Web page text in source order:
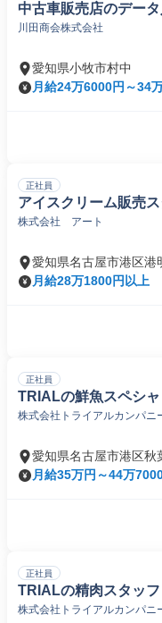
中古車販売店のデー
川田商会株式会社
愛知県小牧市村中
月給24万6000円～34
正社員
アイスクリーム販売
株式会社 アート
愛知県名古屋市港区港
月給28万1800円以上
正社員
TRIALの鮮魚スペシャ
株式会社トライアルカンパニ
愛知県名古屋市港区秋
月給35万円～44万
正社員
TRIALの精肉スタッフ
株式会社トライアルカンパニ